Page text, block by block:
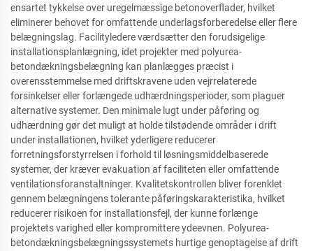
ensartet tykkelse over uregelmæssige betonoverflader, hvilket
eliminerer behovet for omfattende underlagsforberedelse eller flere
belægningslag. Facilityledere værdsætter den forudsigelige
installationsplanlægning, idet projekter med polyurea-
betondækningsbelægning kan planlægges præcist i
overensstemmelse med driftskravene uden vejrrelaterede
forsinkelser eller forlængede udhærdningsperioder, som plaguer
alternative systemer. Den minimale lugt under påføring og
udhærdning gør det muligt at holde tilstødende områder i drift
under installationen, hvilket yderligere reducerer
forretningsforstyrrelsen i forhold til løsningsmiddelbaserede
systemer, der kræver evakuation af faciliteten eller omfattende
ventilationsforanstaltninger. Kvalitetskontrollen bliver forenklet
gennem belægningens tolerante påføringskarakteristika, hvilket
reducerer risikoen for installationsfejl, der kunne forlænge
projektets varighed eller kompromittere ydeevnen. Polyurea-
betondækningsbelægningssystemets hurtige genoptagelse af drift